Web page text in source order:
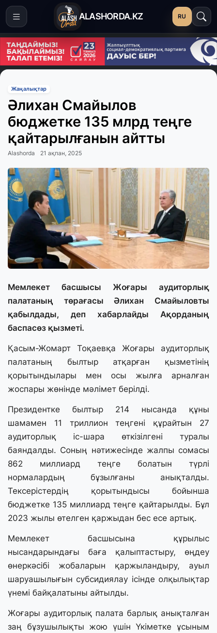
ALASHORDA.KZ RU
Жаңалықтар
Әлихан Смайылов
бюджетке 135 млрд теңге
қайтарылғанын айтты
Alashorda 21 ақпан, 2025
Мемлекет басшысы Жоғары аудиторлық
палатаның төрағасы Әлихан Смайыловты
қабылдады, деп хабарлайды Ақорданың
баспасөз қызметі.
Қасым-Жомарт Тоқаевқа Жоғары аудиторлық
палатаның былтыр атқарған қызметінің
қорытындылары мен осы жылға арналған
жоспары жөнінде мәлімет берілді.
Президентке былтыр 214 нысанда құны
шамамен 11 триллион теңгені құрайтын 27
аудиторлық іс-шара өткізілгені туралы
баяндалды. Соның нәтижесінде жалпы сомасы
862 миллиард теңге болатын түрлі
нормалардың бұзылғаны анықталды.
Тексерістердің қорытындысы бойынша
бюджетке 135 миллиард теңге қайтарылды. Бұл
2023 жылы өтелген қаржыдан бес есе артық.
Мемлекет басшысына құрылыс
нысандарындағы баға қалыптастыру, өңдеу
өнеркәсібі жобаларын қаржыландыру, ауыл
шаруашылығын субсидиялау ісінде олқылықтар
үнемі байқалатыны айтылды.
Жоғары аудиторлық палата барлық анықталған
заң бұзушылықты жою үшін Үкіметке ұсыным